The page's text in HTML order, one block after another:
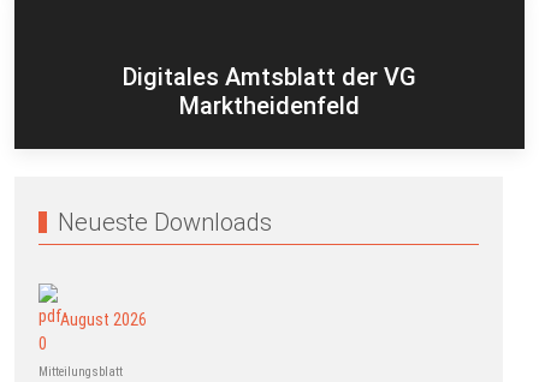
Digitales Amtsblatt der VG
Marktheidenfeld
Neueste Downloads
August 2026
Mitteilungsblatt